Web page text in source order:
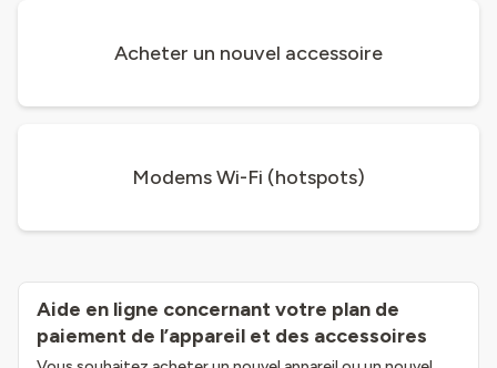
Acheter un nouvel accessoire
Modems Wi-Fi (hotspots)
Aide en ligne concernant votre plan de
paiement de l’appareil et des accessoires